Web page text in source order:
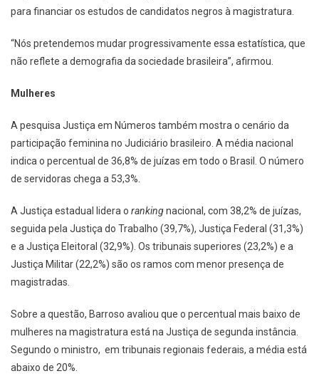
para financiar os estudos de candidatos negros à magistratura.
“Nós pretendemos mudar progressivamente essa estatística, que
não reflete a demografia da sociedade brasileira”, afirmou.
Mulheres
A pesquisa Justiça em Números também mostra o cenário da
participação feminina no Judiciário brasileiro. A média nacional
indica o percentual de 36,8% de juízas em todo o Brasil. O número
de servidoras chega a 53,3%.
A Justiça estadual lidera o rankingnacional, com 38,2% de juízas,
seguida pela Justiça do Trabalho (39,7%), Justiça Federal (31,3%)
e a Justiça Eleitoral (32,9%). Os tribunais superiores (23,2%) e a
Justiça Militar (22,2%) são os ramos com menor presença de
magistradas.
Sobre a questão, Barroso avaliou que o percentual mais baixo de
mulheres na magistratura está na Justiça de segunda instância.
Segundo o ministro, em tribunais regionais federais, a média está
abaixo de 20%.